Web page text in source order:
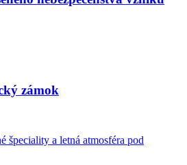
zámok
špeciality a letná atmosféra pod